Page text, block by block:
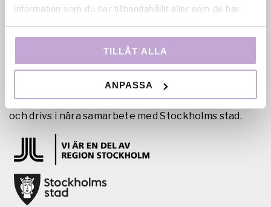
information som du har tillhandahållit eller som de har
TILLÅT ALLA
ANPASSA
Film Stockholm AB är en regional filmfond med
uppdrag att skapa förutsättningar för film- och tv-
produktion i huvudstadsregionen genom
samproduktion, filmkommissionär verksamhet och
talangutveckling. Bolaget ägs av Region Stockholm
och drivs i nära samarbete med Stockholms stad.